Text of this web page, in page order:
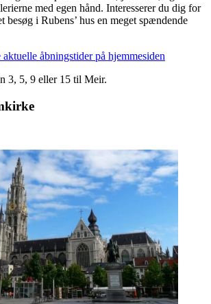
med egen hånd. Interesserer du dig for
besøg i Rubens’ hus en meget spændende
aktuelle åbningstider på hjemmesiden
3, 5, 9 eller 15 til Meir.